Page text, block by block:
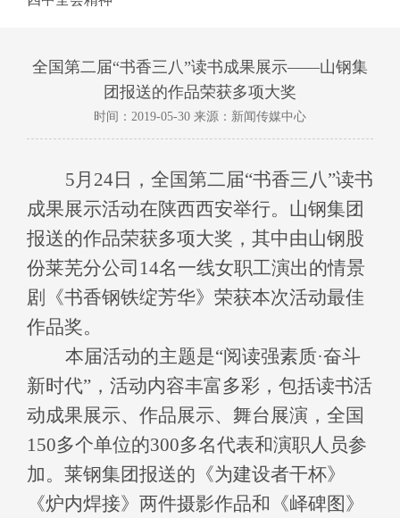
全国第二届“书香三八”读书成果展示——山钢集
团报送的作品荣获多项大奖
时间：2019-05-30 来源：新闻传媒中心
5月 24日，全国第二届“书香三八”读书
成果展示活动在陕西西安举行。山钢集团
报送的作品荣获多项大奖，其中由山钢股
份莱芜分公司 14名一线女职工演出的情景
剧《书香钢铁绽芳华》荣获本次活动最佳
作品奖。
本届活动的主题是“阅读强素质·奋斗
新时代”，活动内容丰富多彩，包括读书活
动成果展示、作品展示、舞台展演，全国
150多个单位的300多名代表和演职人员参
加。莱钢集团报送的《为建设者干杯》
《炉内焊接》两件摄影作品和《峄碑图》